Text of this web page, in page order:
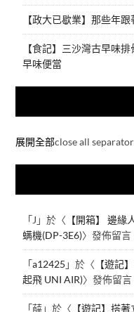
【政大已歇業】那些年
【食記】三沙灣古早味
早味便當
展開全部close all separator
「J 」於〈 【開箱】 邊
螨機(DP-3E6)〉發佈留言
「a12425 」於〈 【遊記
起飛 UNI AIR)〉發佈留言
「薛」於〈 【遊記】搭